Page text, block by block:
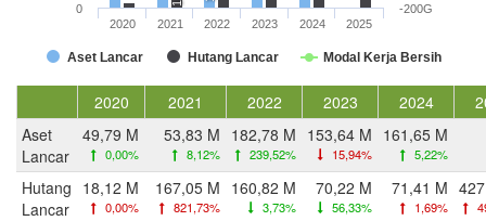
Aset Lancar Hutang Lancar Modal Kerja Bersih
2020 2021 2022 2023 2024 2025
0 -200G
2020 2021 2022 2023 2024
Aset
Lancar
49,79 M
0,00%
53,83 M
8,12%
182,78 M
239,52%
153,64 M
15,94%
161,65 M
5,22%
Hutang
Lancar
18,12 M
0,00%
167,05 M
821,73%
160,82 M
3,73%
70,22 M
56,33%
71,41 M
1,69%